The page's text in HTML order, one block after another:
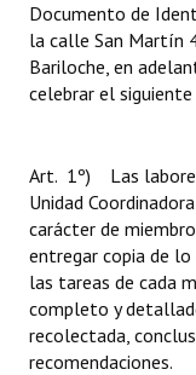
Documento de
la calle San Martín
Bariloche, en
celebrar el
Art. 1º) Las
Unidad
carácter de
entregar copia de
las tareas de cada
completo y
recolectada,
recomendaciones.